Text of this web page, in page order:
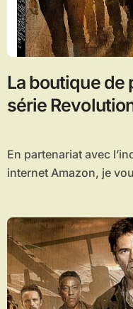
La boutique de
série
En partenariat avec l’incontournable site de vente sur
internet Amazon, je